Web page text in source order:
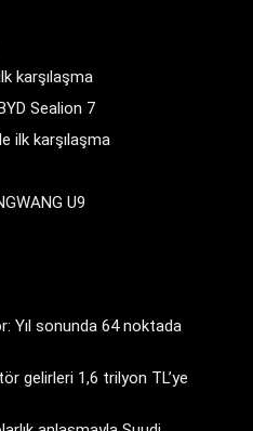
karşılaşma
Sealion 7
ilk karşılaşma
U9
Yıl sonunda 64 noktada
gelirleri 1,6 trilyon TL’ye